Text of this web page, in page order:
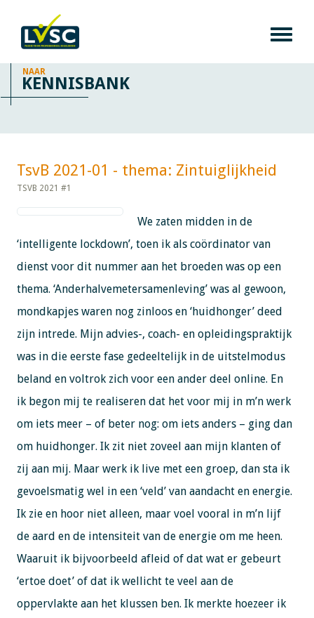
NAAR
KENNISBANK
TsvB 2021-01 - thema: Zintuiglijkheid​​​​​​
TSVB 2021 #1
We zaten midden in de
‘intelligente lockdown’, toen ik als coördinator van
dienst voor dit nummer aan het broeden was op een
thema. ‘Anderhalvemetersamenleving’ was al gewoon,
mondkapjes waren nog zinloos en ‘huidhonger’ deed
zijn intrede. Mijn advies-, coach- en opleidingspraktijk
was in die eerste fase gedeeltelijk in de uitstelmodus
beland en voltrok zich voor een ander deel online. En
ik begon mij te realiseren dat het voor mij in m’n werk
om iets meer – of beter nog: om iets anders – ging dan
om huidhonger. Ik zit niet zoveel aan mijn klanten of
zij aan mij. Maar werk ik live met een groep, dan sta ik
gevoelsmatig wel in een ‘veld’ van aandacht en energie.
Ik zie en hoor niet alleen, maar voel vooral in m’n lijf
de aard en de intensiteit van de energie om me heen.
Waaruit ik bijvoorbeeld afleid of dat wat er gebeurt
‘ertoe doet’ of dat ik wellicht te veel aan de
oppervlakte aan het klussen ben. Ik merkte hoezeer ik